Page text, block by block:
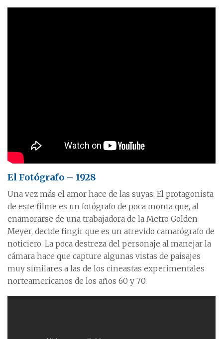
El Fotógrafo – 1928
Una vez más el amor hace de las suyas. El protagonista
de este filme es un fotógrafo de poca monta que, al
enamorarse de una trabajadora de la Metro Golden
Meyer, decide fingir que es un atrevido camarógrafo de
noticiero. La poca destreza del personaje al manejar la
cámara hace que capture algunas vistas de paisajes
muy similares a las de los cineastas experimentales
norteamericanos de los años 60 y 70.